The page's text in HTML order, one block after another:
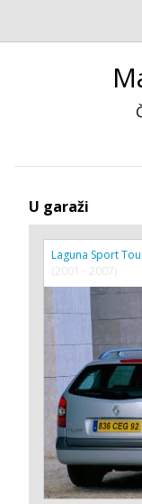
U garaži
Laguna Sport
(2001 - 2007)